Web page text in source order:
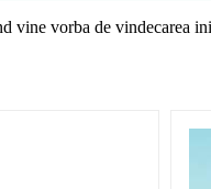
vine vorba de vindecarea